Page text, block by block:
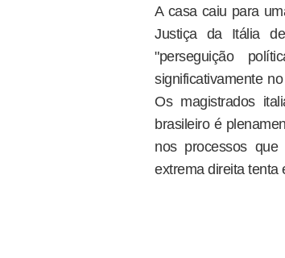
A casa caiu para
Justiça da Itália
"perseguição
significativamente
Os magistrados
brasileiro é
nos processos
extrema direita tenta